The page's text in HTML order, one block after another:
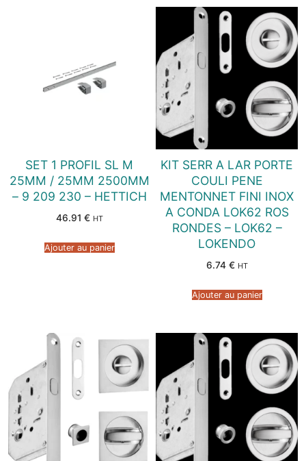
SET 1 PROFIL SL M
25MM / 25MM 2500MM
– 9 209 230 – HETTICH
46.91 € HT
Ajouter au panier
KIT SERR A LAR PORTE
COULI PENE
MENTONNET FINI INOX
A CONDA LOK62 ROS
RONDES – LOK62 –
LOKENDO
6.74 € HT
Ajouter au panier